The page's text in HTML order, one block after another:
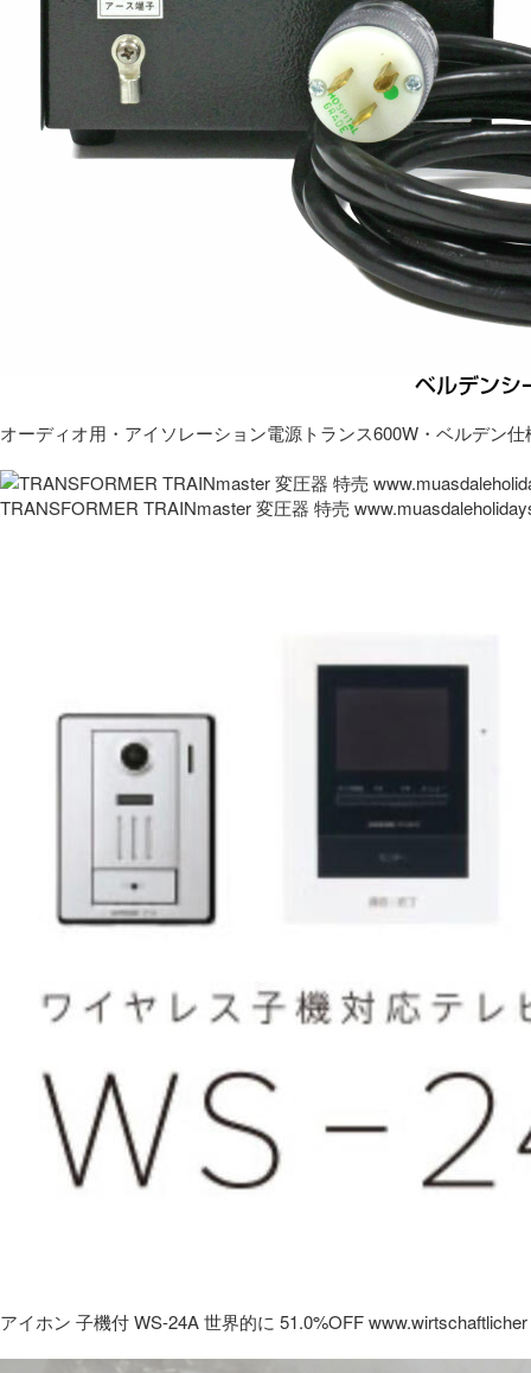
オーディオ用・アイソレーション電源トランス600W・ベルデン仕
TRANSFORMER TRAINmaster 変圧器 特売
アイホン 子機付 WS-24A 世界的に 51.0%OFF www.wirtschaftlicher